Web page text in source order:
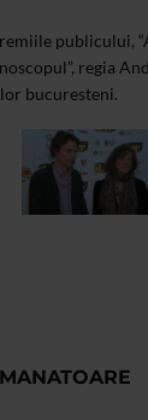
publicului,
regia
bucuresteni.